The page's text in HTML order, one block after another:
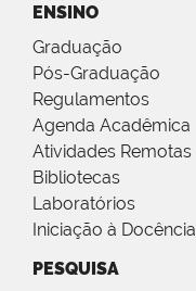
ENSINO
Graduação
Pós-Graduação
Regulamentos
Agenda Acadêmica
Atividades Remotas
Bibliotecas
Laboratórios
Iniciação à Docência
PESQUISA